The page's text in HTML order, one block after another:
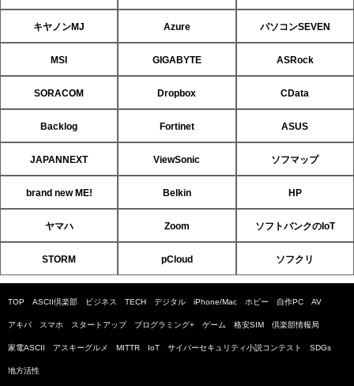
キヤノンMJ Azure パソコンSEVEN
MSI GIGABYTE ASRock
SORACOM Dropbox CData
Backlog Fortinet ASUS
JAPANNEXT ViewSonic ソフマップ
brand new ME! Belkin HP
ヤマハ Zoom ソフトバンクのIoT
STORM pCloud ソフクリ
TOP ASCII倶楽部 ビジネス TECH デジタル iPhone/Mac ホビー 自作PC AV
アキバ スマホ スタートアップ プログラミング+ ゲーム 格安SIM 倶楽部情報局
家電ASCII アスキーグルメ MITTR IoT サイバーセキュリティ小説コンテスト SDGs
地方活性